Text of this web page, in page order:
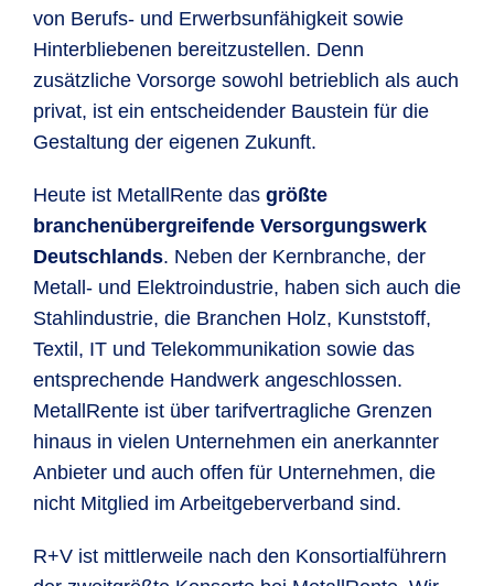
von Berufs- und Erwerbsunfähigkeit sowie
Hinterbliebenen bereitzustellen. Denn
zusätzliche Vorsorge sowohl betrieblich als auch
privat, ist ein entscheidender Baustein für die
Gestaltung der eigenen Zukunft.
Heute ist MetallRente das größte
branchenübergreifende Versorgungswerk
Deutschlands. Neben der Kernbranche, der
Metall- und Elektroindustrie, haben sich auch die
Stahlindustrie, die Branchen Holz, Kunststoff,
Textil, IT und Telekommunikation sowie das
entsprechende Handwerk angeschlossen.
MetallRente ist über tarifvertragliche Grenzen
hinaus in vielen Unternehmen ein anerkannter
Anbieter und auch offen für Unternehmen, die
nicht Mitglied im Arbeitgeberverband sind.
R+V ist mittlerweile nach den Konsortialführern